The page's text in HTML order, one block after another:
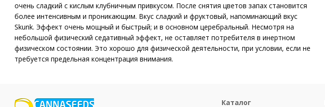
очень сладкий с кислым клубничным привкусом. После снятия цветов запах становится
более интенсивным и проникающим. Вкус сладкий и фруктовый, напоминающий вкус
Skunk. Эффект очень мощный и быстрый; и в основном церебральный. Несмотря на
небольшой физический седативный эффект, не оставляет потребителя в инертном
физическом состоянии. Это хорошо для физической деятельности, при условии, если не
требуется предельная концентрация внимания.
Каталог